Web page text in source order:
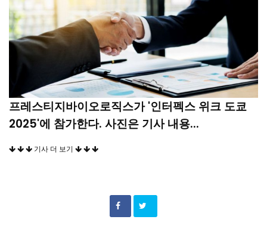
프레스티지바이오로직스가 '인터펙스 위크 도쿄
2025'에 참가한다. 사진은 기사 내용...
기사 더 보기